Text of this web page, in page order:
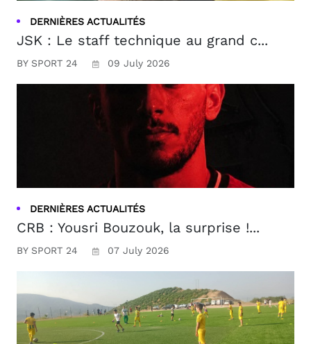
DERNIÈRES ACTUALITÉS
JSK : Le staff technique au grand c...
BY SPORT 24 09 July 2026
DERNIÈRES ACTUALITÉS
CRB : Yousri Bouzouk, la surprise !...
BY SPORT 24 07 July 2026